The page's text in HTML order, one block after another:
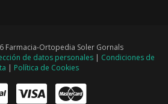
Farmacia-Ortopedia Soler Gornals
de datos personales| Condiciones de
| Política de Cookies